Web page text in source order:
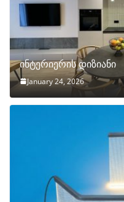
ინტერიერის დიზიანი
January 24, 2026